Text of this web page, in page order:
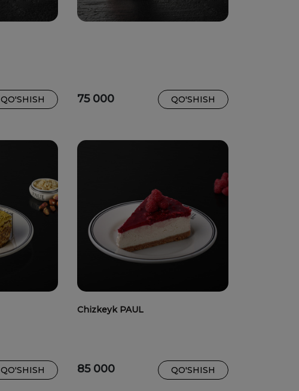
QO'SHISH 75 000 QO'SHISH
QO'SHISH
Chizkeyk PAUL
85 000 QO'SHISH